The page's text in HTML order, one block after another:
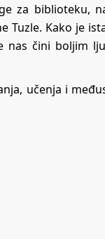
za biblioteku,
Tuzle. Kako je
nas čini boljim
učenja i